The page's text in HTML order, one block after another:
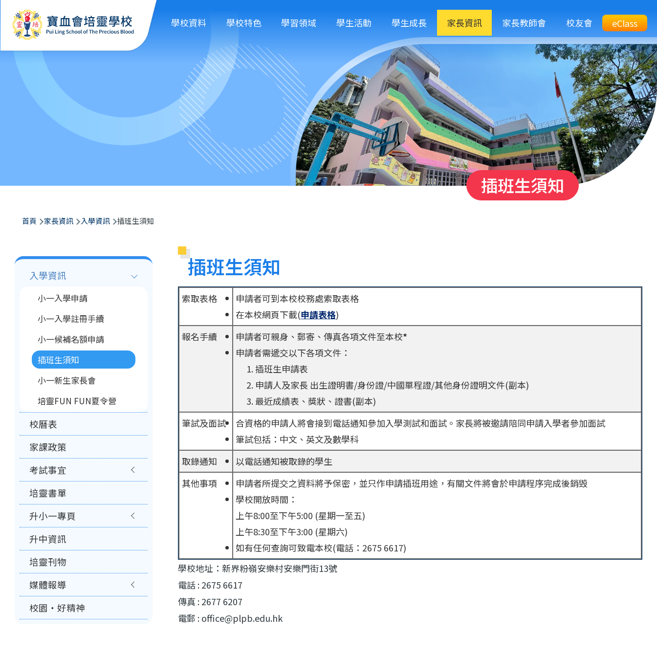
移至主內容
學校資料 學校特色 學習領域 學生活動 學生成長 家長資訊 家長教師會 校友會
Top
eClass
Btn
eClass
插班生須知
航
結
首頁 家長資訊 入學資訊 插班生須知
插班生須知
索取表格
申請者可到本校校務處索取表格
在本校網頁下載(申請表格)
報名手續
申請者可親身、郵寄、傳真各項文件至本校*
申請者需遞交以下各項文件：
插班生申請表
申請人及家長 出生證明書/身份證/中國單程證/其他身份證明文件(副本)
最近成績表、獎狀、證書(副本)
筆試及面試
合資格的申請人將會接到電話通知參加入學測試和面試。家長將被邀請陪同申請入學者參加面試
筆試包括：中文、英文及數學科
取錄通知
以電話通知被取錄的學生
其他事項
申請者所提交之資料將予保密，並只作申請插班用途，有關文件將會於申請程序完成後銷毁
學校開放時間：
上午8:00至下午5:00 (星期一至五)
上午8:30至下午3:00 (星期六)
如有任何查詢可致電本校(電話：2675 6617)
學校地址：新界粉嶺安樂村安樂門街13號
電話 : 2675 6617
傳真 : 2677 6207
電郵 : office@plpb.edu.hk
Main
navigation
入學資訊
小一入學申請
小一入學註冊手續
小一候補名額申請
插班生須知
小一新生家長會
培靈FUN FUN夏令營
校曆表
家課政策
考試事宜
培靈書單
升小一專頁
升中資訊
培靈刊物
媒體報導
校園‧好精神